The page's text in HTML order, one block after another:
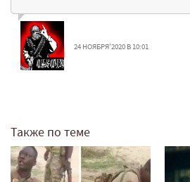
24 НОЯБРЯ'2020 В 10:01
Также по теме